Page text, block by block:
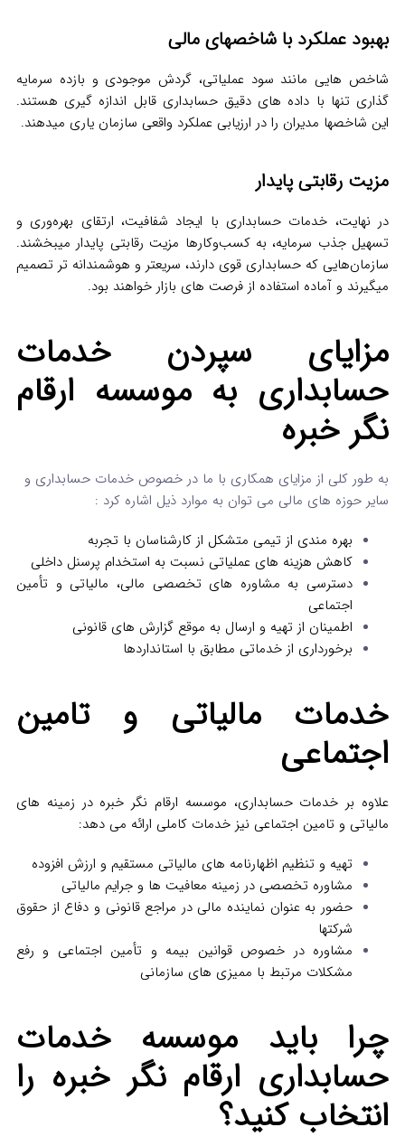
بهبود عملکرد با شاخصهای مالی
شاخص هایی مانند سود عملیاتی، گردش موجودی و بازده سرمایه
گذاری تنها با داده های دقیق حسابداری قابل اندازه گیری هستند.
این شاخصها مدیران را در ارزیابی عملکرد واقعی سازمان یاری میدهند.
مزیت رقابتی پایدار
در نهایت، خدمات حسابداری با ایجاد شفافیت، ارتقای بهره‌وری و
تسهیل جذب سرمایه، به کسب‌وکارها مزیت رقابتی پایدار میبخشند.
سازمان‌هایی که حسابداری قوی دارند، سریعتر و هوشمندانه تر تصمیم
میگیرند و آماده استفاده از فرصت های بازار خواهند بود.
مزایای سپردن خدمات
حسابداری به موسسه ارقام
نگر خبره
به طور کلی از مزایای همکاری با ما در خصوص خدمات حسابداری و
سایر حوزه های مالی می توان به موارد ذیل اشاره کرد :
بهره‌ مندی از تیمی متشکل از کارشناسان با تجربه
کاهش هزینه‌ های عملیاتی نسبت به استخدام پرسنل داخلی
دسترسی به مشاوره‌ های تخصصی مالی، مالیاتی و تأمین
اجتماعی
اطمینان از تهیه و ارسال به‌ موقع گزارش‌ های قانونی
برخورداری از خدماتی مطابق با استانداردها
خدمات مالیاتی و تامین
اجتماعی
علاوه بر خدمات حسابداری، موسسه ارقام نگر خبره در زمینه‌ های
مالیاتی و تامین اجتماعی نیز خدمات کاملی ارائه می‌ دهد:
تهیه و تنظیم اظهارنامه‌ های مالیاتی مستقیم و ارزش افزوده
مشاوره تخصصی در زمینه معافیت‌ ها و جرایم مالیاتی
حضور به‌ عنوان نماینده مالی در مراجع قانونی و دفاع از حقوق
شرکتها
مشاوره در خصوص قوانین بیمه و تأمین اجتماعی و رفع
مشکلات مرتبط با ممیزی‌ های سازمانی
چرا باید موسسه خدمات
حسابداری ارقام نگر خبره را
انتخاب کنید؟